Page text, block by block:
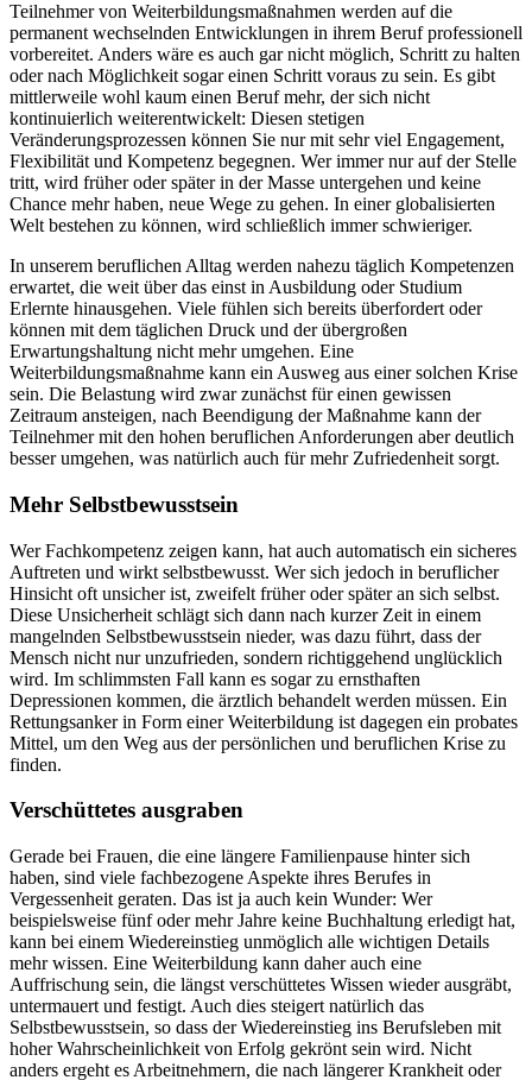
Teilnehmer von Weiterbildungsmaßnahmen werden auf die
permanent wechselnden Entwicklungen in ihrem Beruf professionell
vorbereitet. Anders wäre es auch gar nicht möglich, Schritt zu halten
oder nach Möglichkeit sogar einen Schritt voraus zu sein. Es gibt
mittlerweile wohl kaum einen Beruf mehr, der sich nicht
kontinuierlich weiterentwickelt: Diesen stetigen
Veränderungsprozessen können Sie nur mit sehr viel Engagement,
Flexibilität und Kompetenz begegnen. Wer immer nur auf der Stelle
tritt, wird früher oder später in der Masse untergehen und keine
Chance mehr haben, neue Wege zu gehen. In einer globalisierten
Welt bestehen zu können, wird schließlich immer schwieriger.
In unserem beruflichen Alltag werden nahezu täglich Kompetenzen
erwartet, die weit über das einst in Ausbildung oder Studium
Erlernte hinausgehen. Viele fühlen sich bereits überfordert oder
können mit dem täglichen Druck und der übergroßen
Erwartungshaltung nicht mehr umgehen. Eine
Weiterbildungsmaßnahme kann ein Ausweg aus einer solchen Krise
sein. Die Belastung wird zwar zunächst für einen gewissen
Zeitraum ansteigen, nach Beendigung der Maßnahme kann der
Teilnehmer mit den hohen beruflichen Anforderungen aber deutlich
besser umgehen, was natürlich auch für mehr Zufriedenheit sorgt.
Mehr Selbstbewusstsein
Wer Fachkompetenz zeigen kann, hat auch automatisch ein sicheres
Auftreten und wirkt selbstbewusst. Wer sich jedoch in beruflicher
Hinsicht oft unsicher ist, zweifelt früher oder später an sich selbst.
Diese Unsicherheit schlägt sich dann nach kurzer Zeit in einem
mangelnden Selbstbewusstsein nieder, was dazu führt, dass der
Mensch nicht nur unzufrieden, sondern richtiggehend unglücklich
wird. Im schlimmsten Fall kann es sogar zu ernsthaften
Depressionen kommen, die ärztlich behandelt werden müssen. Ein
Rettungsanker in Form einer Weiterbildung ist dagegen ein probates
Mittel, um den Weg aus der persönlichen und beruflichen Krise zu
finden.
Verschüttetes ausgraben
Gerade bei Frauen, die eine längere Familienpause hinter sich
haben, sind viele fachbezogene Aspekte ihres Berufes in
Vergessenheit geraten. Das ist ja auch kein Wunder: Wer
beispielsweise fünf oder mehr Jahre keine Buchhaltung erledigt hat,
kann bei einem Wiedereinstieg unmöglich alle wichtigen Details
mehr wissen. Eine Weiterbildung kann daher auch eine
Auffrischung sein, die längst verschüttetes Wissen wieder ausgräbt,
untermauert und festigt. Auch dies steigert natürlich das
Selbstbewusstsein, so dass der Wiedereinstieg ins Berufsleben mit
hoher Wahrscheinlichkeit von Erfolg gekrönt sein wird. Nicht
anders ergeht es Arbeitnehmern, die nach längerer Krankheit oder